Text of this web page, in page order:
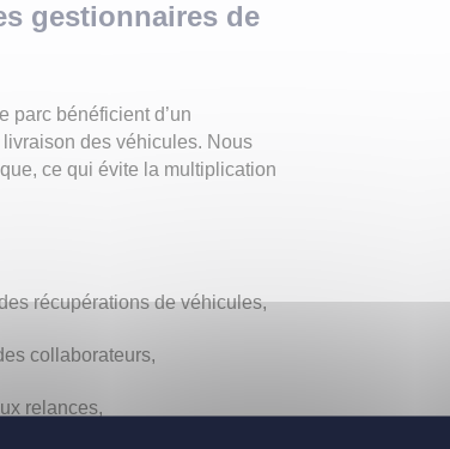
gestionnaires de
parc bénéficient d’un
des véhicules. Nous
ce qui évite la multiplication
récupérations de véhicules,
collaborateurs,
relances,